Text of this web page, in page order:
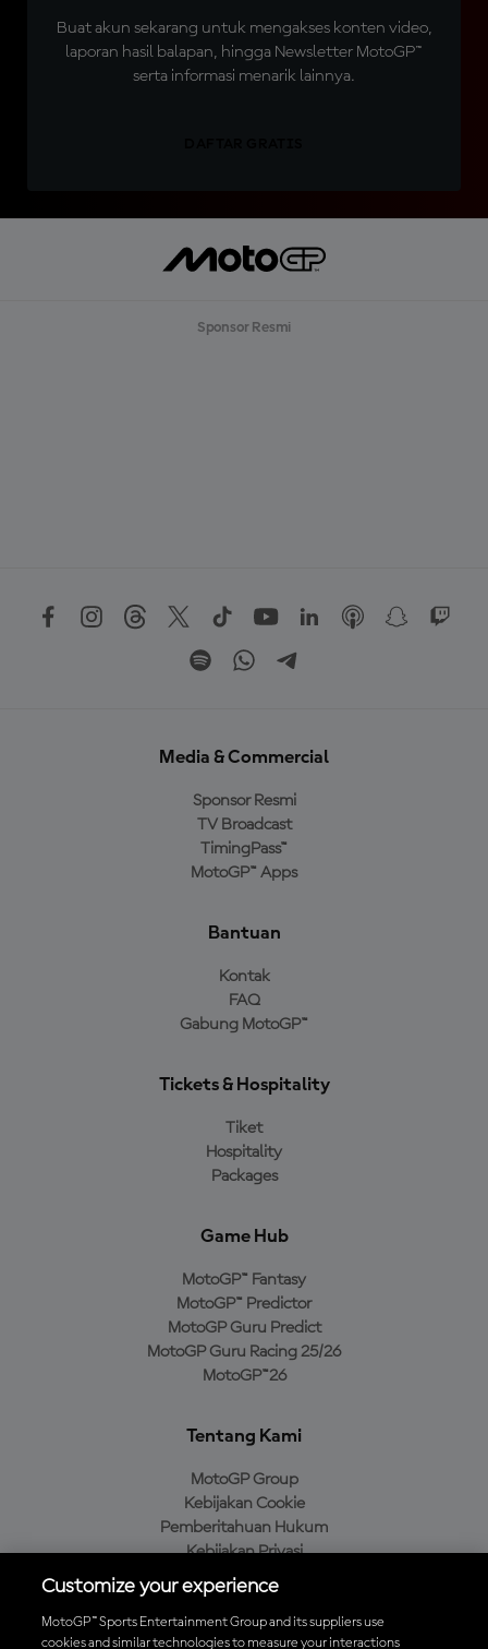
Buat akun sekarang untuk mengakses konten video,
laporan hasil balapan, hingga Newsletter MotoGP™
serta informasi menarik lainnya.
Sponsor Resmi
Media & Commercial
Sponsor Resmi
TV Broadcast
TimingPass™
MotoGP™ Apps
Bantuan
Kontak
FAQ
Gabung MotoGP™
Tickets & Hospitality
Tiket
Hospitality
Packages
Game Hub
MotoGP™ Fantasy
MotoGP™ Predictor
MotoGP Guru Predict
MotoGP Guru Racing 25/26
MotoGP™26
Tentang Kami
MotoGP Group
Kebijakan Cookie
Pemberitahuan Hukum
Kebijakan Privasi
Kebijakan Pembelian
Customize your experience
MotoGP™ Sports Entertainment Group and its suppliers use
cookies and similar technologies to measure your interactions